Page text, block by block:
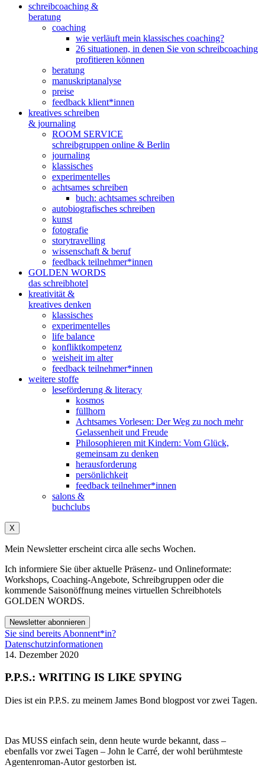
schreibcoaching &
beratung
coaching
wie verläuft mein klassisches coaching?
26 situationen, in denen Sie von schreibcoaching
profitieren können
beratung
manuskriptanalyse
preise
feedback klient*innen
kreatives schreiben
& journaling
ROOM SERVICE
schreibgruppen online & Berlin
journaling
klassisches
experimentelles
achtsames schreiben
buch: achtsames schreiben
autobiografisches schreiben
kunst
fotografie
storytravelling
wissenschaft & beruf
feedback teilnehmer*innen
GOLDEN WORDS
das schreibhotel
kreativität &
kreatives denken
klassisches
experimentelles
life balance
konfliktkompetenz
weisheit im alter
feedback teilnehmer*innen
weitere stoffe
leseförderung & literacy
kosmos
füllhorn
Achtsames Vorlesen: Der Weg zu noch mehr
Gelassenheit und Freude
Philosophieren mit Kindern: Vom Glück,
gemeinsam zu denken
herausforderung
persönlichkeit
feedback teilnehmer*innen
salons &
buchclubs
X
Mein Newsletter erscheint circa alle sechs Wochen.
Ich informiere Sie über aktuelle Präsenz- und Onlineformate:
Workshops, Coaching-Angebote, Schreibgruppen oder die
kommende Saisonöffnung meines virtuellen Schreibhotels
GOLDEN WORDS.
Newsletter abonnieren
Sie sind bereits Abonnent*in?
Datenschutzinformationen
14. Dezember 2020
P.P.S.: WRITING IS LIKE SPYING
Dies ist ein P.P.S. zu meinem James Bond blogpost vor zwei Tagen.
Das MUSS einfach sein, denn heute wurde bekannt, dass –
ebenfalls vor zwei Tagen – John le Carré, der wohl berühmteste
Agentenroman-Autor gestorben ist.